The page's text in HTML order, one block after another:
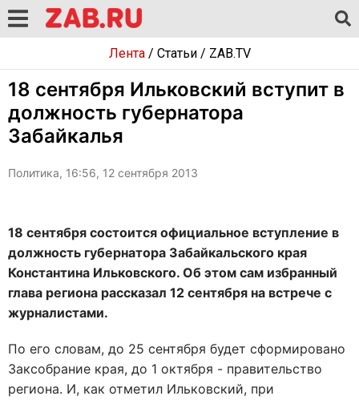
Лента/ Статьи/ ZAB.TV
18 сентября Ильковский вступит в
должность губернатора
Забайкалья
Политика, 16:56, 12 сентября 2013
18 сентября состоится официальное вступление в
должность губернатора Забайкальского края
Константина Ильковского. Об этом сам избранный
глава региона рассказал 12 сентября на встрече с
журналистами.
По его словам, до 25 сентября будет сформировано
Заксобрание края, до 1 октября - правительство
региона. И, как отметил Ильковский, при